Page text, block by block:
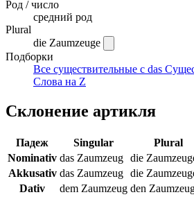
Род / число
средний род
Plural
die Zaumzeuge
Подборки
Все существительные с das
Слова на Z
Склонение артикля
Падеж Singular
Plural
Nominativ das Zaumzeug die
Akkusativ das Zaumzeug die
Dativ
dem Zaumzeug den